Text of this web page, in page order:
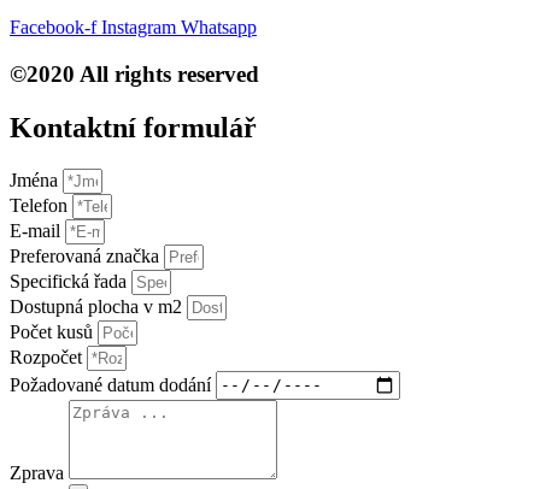
Facebook-f Instagram Whatsapp
©2020 All rights reserved
Kontaktní formulář​
Jména
Telefon
E-mail
Preferovaná značka
Specifická řada
Dostupná plocha v m2
Počet kusů
Rozpočet
Požadované datum dodání
Zprava